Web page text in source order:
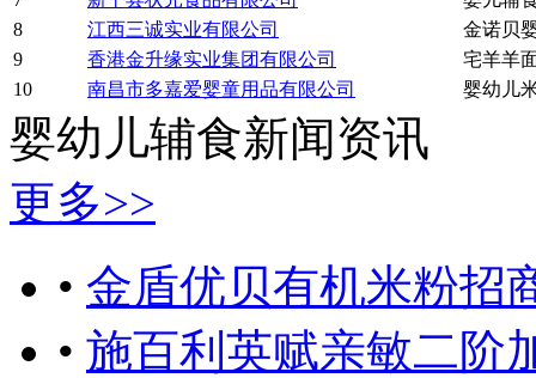
8
江西三诚实业有限公司
金诺贝
9
香港金升缘实业集团有限公司
宅羊羊
10
南昌市多嘉爱婴童用品有限公司 婴幼儿
婴幼儿辅食新闻资讯
更多>>
• 金盾优贝有机米粉招
• 施百利英赋亲敏二阶